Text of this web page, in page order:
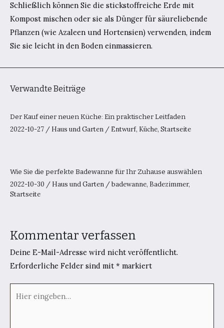
Schließlich können Sie die stickstoffreiche Erde mit
Kompost mischen oder sie als Dünger für säureliebende
Pflanzen (wie Azaleen und Hortensien) verwenden, indem
Sie sie leicht in den Boden einmassieren.
Verwandte Beiträge
Der Kauf einer neuen Küche: Ein praktischer Leitfaden
2022-10-27 / Haus und Garten / Entwurf, Küche, Startseite
Wie Sie die perfekte Badewanne für Ihr Zuhause auswählen
2022-10-30 / Haus und Garten /badewanne, Badezimmer,
Startseite
Kommentar verfassen
Deine E-Mail-Adresse wird nicht veröffentlicht.
Erforderliche Felder sind mit * markiert
eingeben…